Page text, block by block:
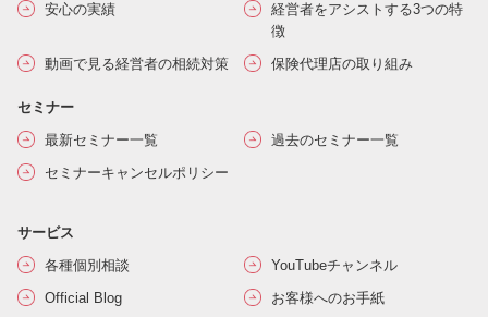
安心の実績
経営者をアシストする3つの特
徴
動画で見る経営者の相続対策
保険代理店の取り組み
セミナー
最新セミナー一覧
過去のセミナー一覧
セミナーキャンセルポリシー
サービス
各種個別相談
YouTubeチャンネル
Official Blog
お客様へのお手紙